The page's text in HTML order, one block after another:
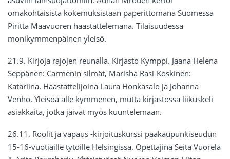
omakohtaisista kokemuksistaan paperittomana Suomessa
Piritta Maavuoren haastattelemana. Tilaisuudessa
monikymmenpäinen yleisö.
21.9. Kirjoja rajojen reunalla. Kirjasto Kymppi. Jaana Helena
Seppänen: Carmenin silmät, Marisha Rasi-Koskinen:
Katariina. Haastattelijoina Laura Honkasalo ja Johanna
Venho. Yleisöä alle kymmenen, mutta kirjastossa liikuskeli
asiakkaita, jotka jäivät myös kuuntelemaan.
26.11. Roolit ja vapaus -kirjoituskurssi pääkaupunkiseudun
15-16-vuotiaille tytöille Helsingissä. Opettajina Seita Vuorela